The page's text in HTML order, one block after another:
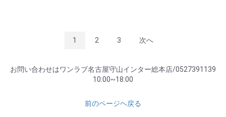
1 2 3 次へ
お問い合わせはワンラブ名古屋守山インター総本店/0527391139
10:00~18:00
前のページヘ戻る